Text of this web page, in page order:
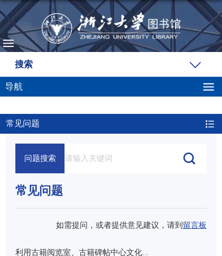
搜索
导航
常见问题
问题搜索
常见问题
如需提问，或者提供意见建议，请到 留言板